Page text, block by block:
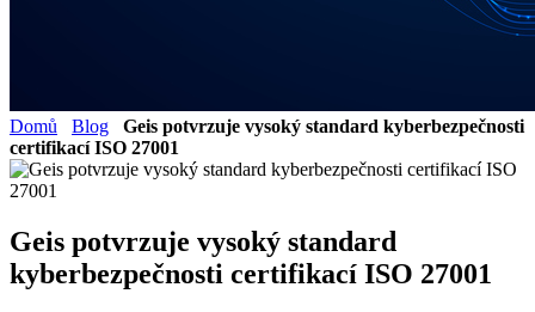
Domů Blog
Geis potvrzuje vysoký standard kyberbezpečnosti
certifikací ISO 27001
Geis potvrzuje vysoký standard
kyberbezpečnosti certifikací ISO 27001